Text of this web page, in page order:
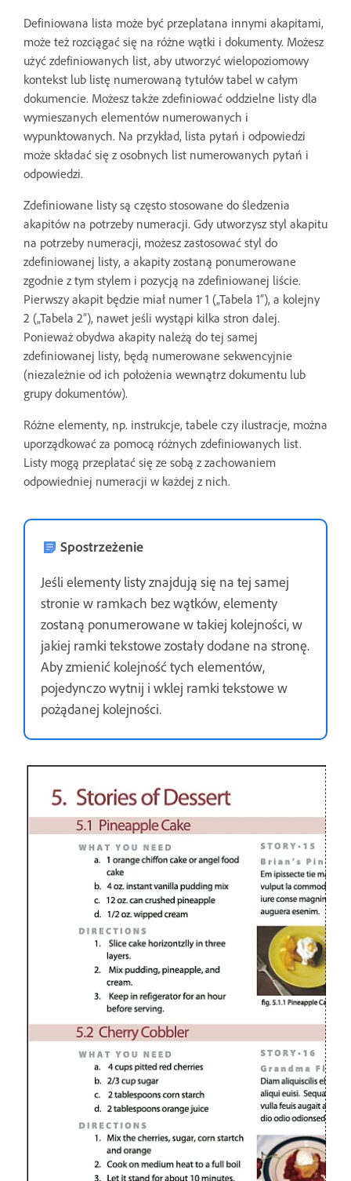
Definiowana lista może być przeplatana innymi akapitami,
może też rozciągać się na różne wątki i dokumenty. Możesz
użyć zdefiniowanych list, aby utworzyć wielopoziomowy
kontekst lub listę numerowaną tytułów tabel w całym
dokumencie. Możesz także zdefiniować oddzielne listy dla
wymieszanych elementów numerowanych i
wypunktowanych. Na przykład, lista pytań i odpowiedzi
może składać się z osobnych list numerowanych pytań i
odpowiedzi.
Zdefiniowane listy są często stosowane do śledzenia
akapitów na potrzeby numeracji. Gdy utworzysz styl akapitu
na potrzeby numeracji, możesz zastosować styl do
zdefiniowanej listy, a akapity zostaną ponumerowane
zgodnie z tym stylem i pozycją na zdefiniowanej liście.
Pierwszy akapit będzie miał numer 1 („Tabela 1”), a kolejny
2 („Tabela 2”), nawet jeśli wystąpi kilka stron dalej.
Ponieważ obydwa akapity należą do tej samej
zdefiniowanej listy, będą numerowane sekwencyjnie
(niezależnie od ich położenia wewnątrz dokumentu lub
grupy dokumentów).
Różne elementy, np. instrukcje, tabele czy ilustracje, można
uporządkować za pomocą różnych zdefiniowanych list.
Listy mogą przeplatać się ze sobą z zachowaniem
odpowiedniej numeracji w każdej z nich.
Spostrzeżenie
Jeśli elementy listy znajdują się na tej samej
stronie w ramkach bez wątków, elementy
zostaną ponumerowane w takiej kolejności, w
jakiej ramki tekstowe zostały dodane na stronę.
Aby zmienić kolejność tych elementów,
pojedynczo wytnij i wklej ramki tekstowe w
pożądanej kolejności.